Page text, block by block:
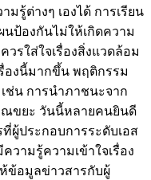
รู้ต่างๆ เองได้ การเรียน
นป้องกันไม่ให้เกิดความ
รใส่ใจเรื่องสิ่งแวดล้อม
องนี้มากขึ้น พฤติกรรม
เช่น การนำภาชนะจาก
ณขยะ วันนี้หลายคนยินดี
ผู้ประกอบการระดับเอส
วามรู้ความเข้าใจเรื่อง
ข้อมูลข่าวสารกับผู้